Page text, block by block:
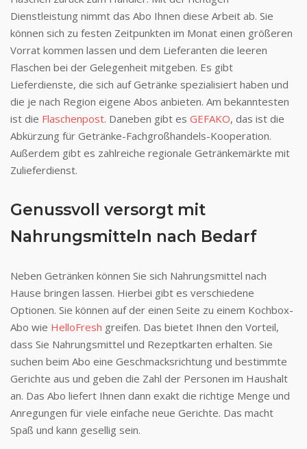
Dienstleistung nimmt das Abo Ihnen diese Arbeit ab. Sie
können sich zu festen Zeitpunkten im Monat einen größeren
Vorrat kommen lassen und dem Lieferanten die leeren
Flaschen bei der Gelegenheit mitgeben. Es gibt
Lieferdienste, die sich auf Getränke spezialisiert haben und
die je nach Region eigene Abos anbieten. Am bekanntesten
ist die Flaschenpost. Daneben gibt es GEFAKO, das ist die
Abkürzung für Getränke-Fachgroßhandels-Kooperation.
Außerdem gibt es zahlreiche regionale Getränkemärkte mit
Zulieferdienst.
Genussvoll versorgt mit
Nahrungsmitteln nach Bedarf
Neben Getränken können Sie sich Nahrungsmittel nach
Hause bringen lassen. Hierbei gibt es verschiedene
Optionen. Sie können auf der einen Seite zu einem Kochbox-
Abo wie HelloFresh greifen. Das bietet Ihnen den Vorteil,
dass Sie Nahrungsmittel und Rezeptkarten erhalten. Sie
suchen beim Abo eine Geschmacksrichtung und bestimmte
Gerichte aus und geben die Zahl der Personen im Haushalt
an. Das Abo liefert Ihnen dann exakt die richtige Menge und
Anregungen für viele einfache neue Gerichte. Das macht
Spaß und kann gesellig sein.